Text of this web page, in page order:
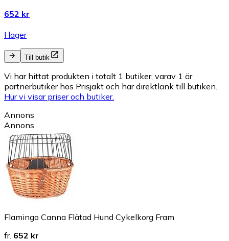
652 kr
I lager
Till butik
Vi har hittat produkten i totalt 1 butiker, varav 1 är
partnerbutiker hos Prisjakt och har direktlänk till butiken.
Hur vi visar priser och butiker.
Annons
Annons
Flamingo Canna Flätad Hund Cykelkorg Fram
fr. 652 kr